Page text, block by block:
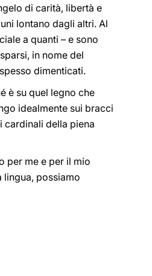
di carità, libertà e
lontano dagli altri. Al
a quanti – e sono
in nome del
dimenticati.
è su quel legno che
idealmente sui bracci
cardinali della piena
per me e per il mio
lingua, possiamo